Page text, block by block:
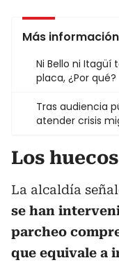
Más información
Ni Bello ni Itagüí
placa, ¿Por qué?
Tras audiencia
atender crisis
Los
La alcaldía
se han
parcheo
que equivale a